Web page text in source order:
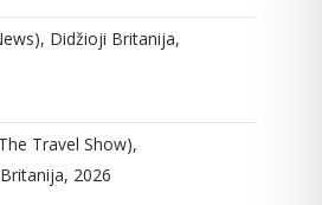
Didžioji Britanija,
Travel Show),
2026